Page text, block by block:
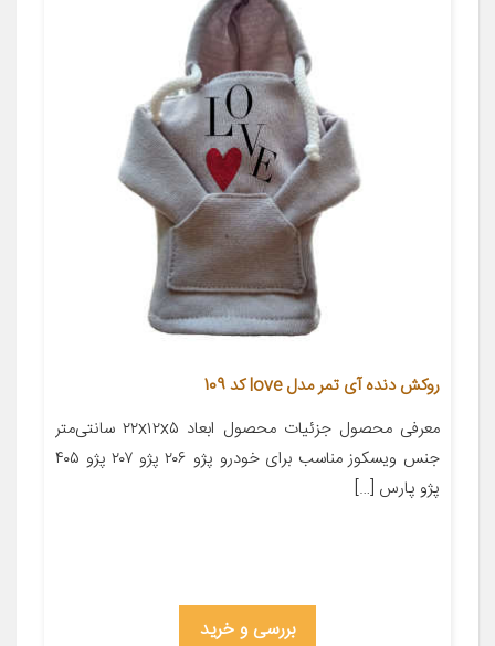
روکش دنده آی تمر مدل love کد 109
معرفی محصول جزئیات محصول ابعاد ۲۲x۱۲x۵ سانتی‌متر
جنس ویسکوز مناسب برای خودرو پژو ۲۰۶ پژو ۲۰۷ پژو ۴۰۵
پژو پارس […]
بررسی و خرید